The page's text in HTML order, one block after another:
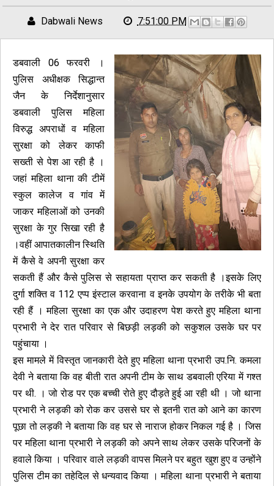
Dabwali News 7:51:00 PM
डबवाली 06 फरवरी ।
पुलिस अधीक्षक सिद्धान्त
जैन के निर्देशानुसार
डबवाली पुलिस महिला
विरुद्ध अपराधों व महिला
सुरक्षा को लेकर काफी
सख्ती से पेश आ रही है ।
जहां महिला थाना की टीमें
स्कुल कालेज व गांव में
जाकर महिलाओं को उनकी
सुरक्षा के गुर सिखा रही है
।वहीं आपातकालीन स्थिति
में कैसे वे अपनी सुरक्षा कर
सकती हैं और कैसे पुलिस से सहायता प्राप्त कर सकती है ।इसके लिए
दुर्गा शक्ति व 112 एप्प इंस्टाल करवाना व इनके उपयोग के तरीके भी बता
रही हैं । महिला सुरक्षा का एक और उदाहरण पेश करते हुए महिला थाना
प्रभारी ने देर रात परिवार से बिछड़ी लड़की को सकुशल उसके घर पर
पहुंचाया ।
इस मामले में विस्तृत जानकारी देते हुए महिला थाना प्रभारी उप.नि. कमला
देवी ने बताया कि वह बीती रात अपनी टीम के साथ डबवाली एरिया में गश्त
पर थी. । जो रोड पर एक बच्ची रोते हुए दौड़ते हुई आ रही थी । जो थाना
प्रभारी ने लड़की को रोक कर उससे घर से इतनी रात को आने का कारण
पूछा तो लड़की ने बताया कि वह घर से नाराज होकर निकल गई है । जिस
पर महिला थाना प्रभारी ने लड़की को अपने साथ लेकर उसके परिजनों के
हवाले किया । परिवार वाले लड़की वापस मिलने पर बहुत खुश हुए व उन्होंने
पुलिस टीम का तहेदिल से धन्यवाद किया । महिला थाना प्रभारी ने बताया